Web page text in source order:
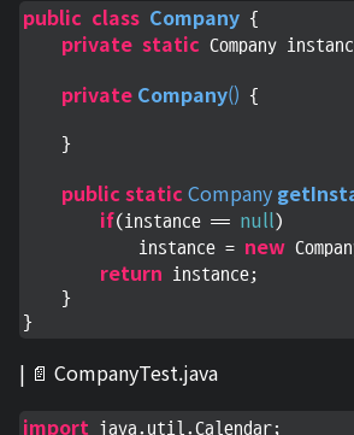
public class Company {
private static Company
private Company() {
    }
public static Company
if(instance == null)
            instance =
new
return instance;
    }
}
| 📄 CompanyTest.java
import java.util.Calendar;